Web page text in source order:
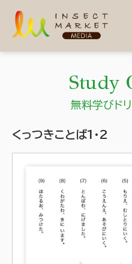
Study
無料学びド
くっつきことば1・2